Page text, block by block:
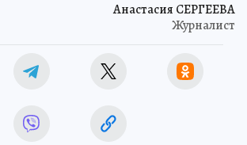
Анастасия СЕРГЕЕВА
Журналист